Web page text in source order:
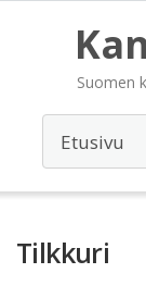
Suomen
Tilkkuri